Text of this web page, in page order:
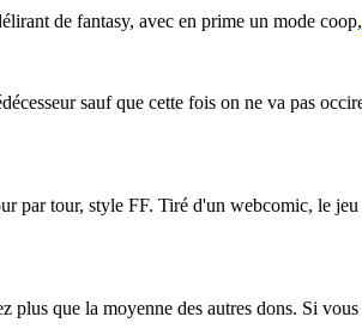
de fantasy, avec en prime un mode coop,
sauf que cette fois on ne va pas
par tour, style FF. Tiré d'un webcomic, le
que la moyenne des autres dons. Si vous